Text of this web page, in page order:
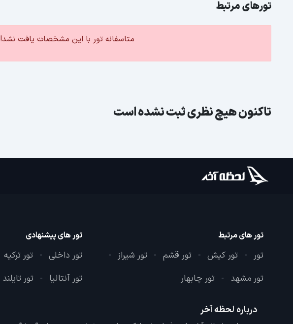
تورهای مرتبط
متاسفانه تور با این مشخصات یافت نشد!
تاکنون هیچ نظری ثبت نشده است
تور های مرتبط
تور - تور کیش - تور قشم - تور شیراز -
تور مشهد - تور چابهار
تور های پیشنهادی
تور داخلی - تور ترکیه
تور آنتالیا - تور تایلند
درباره لحظه آخر